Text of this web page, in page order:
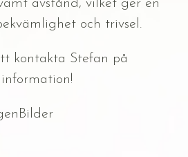
avstånd, vilket ger en
och trivsel.
kontakta Stefan på
Bilder